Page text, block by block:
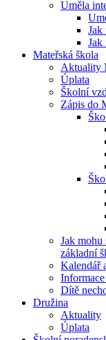
Uměla
Jak
Jak
Mateřská škola
Aktuality
Úplata
Školní
Zápis do
Jak mohu
základní
Kalendář
Dítě
Družina
Aktuality
Úplata